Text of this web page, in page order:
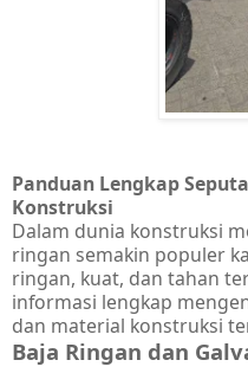
Panduan Lengkap
Konstruksi
Dalam dunia konstruksi
ringan semakin populer
ringan, kuat, dan tahan
informasi lengkap
dan material konstruksi
Baja Ringan dan